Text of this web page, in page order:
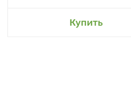
Купить